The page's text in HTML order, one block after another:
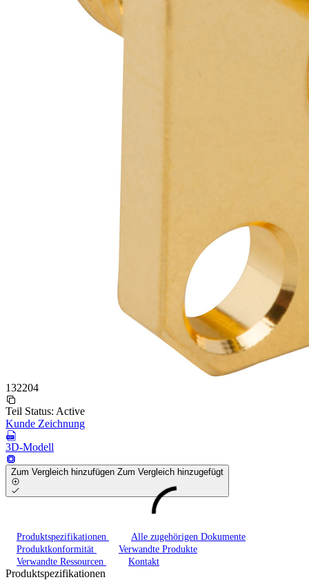
132204
Teil Status: Active
Kunde Zeichnung
3D-Modell
Zum Vergleich hinzufügen Zum Vergleich hinzugefügt
Produktspezifikationen
Alle zugehörigen Dokumente
Produktkonformität
Verwandte Produkte
Verwandte Ressourcen
Kontakt
Produktspezifikationen